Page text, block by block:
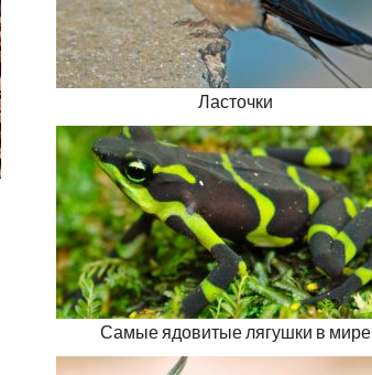
Ласточки
Самые ядовитые лягушки в мире